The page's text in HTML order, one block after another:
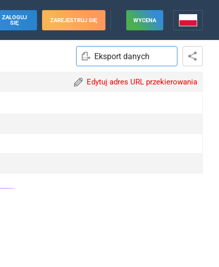
ZALOGUJ
SIĘ
ZAREJESTRUJ SIĘ WYCENA
Eksport danych
Edytuj adres URL przekierowania